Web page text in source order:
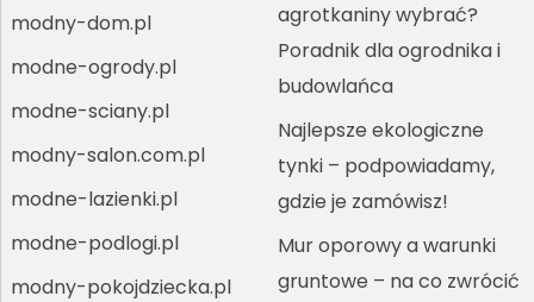
modny-dom.pl
modne-ogrody.pl
modne-sciany.pl
modny-salon.com.pl
modne-lazienki.pl
modne-podlogi.pl
modny-pokojdziecka.pl
agrotkaniny wybrać?
Poradnik dla ogrodnika i
budowlańca
Najlepsze ekologiczne
tynki – podpowiadamy,
gdzie je zamówisz!
Mur oporowy a warunki
gruntowe – na co zwrócić